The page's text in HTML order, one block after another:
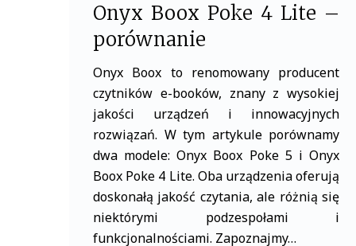
Onyx Boox Poke 4 Lite –
porównanie
Onyx Boox to renomowany producent
czytników e-booków, znany z wysokiej
jakości urządzeń i innowacyjnych
rozwiązań. W tym artykule porównamy
dwa modele: Onyx Boox Poke 5 i Onyx
Boox Poke 4 Lite. Oba urządzenia oferują
doskonałą jakość czytania, ale różnią się
niektórymi podzespołami i
funkcjonalnościami. Zapoznajmy…